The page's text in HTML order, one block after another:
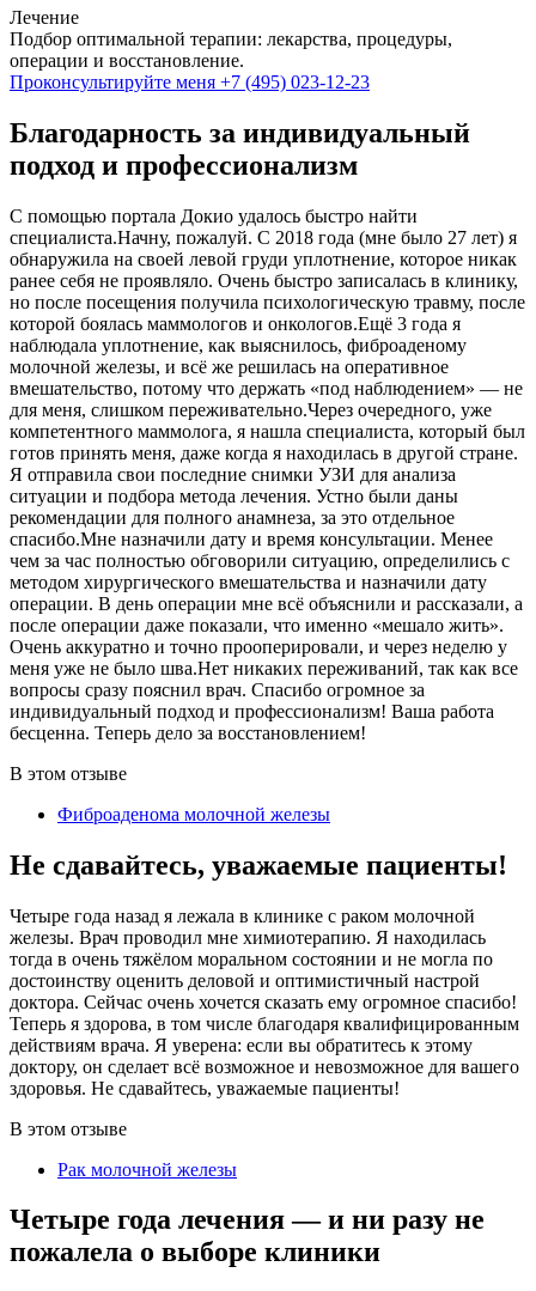
Лечение
Подбор оптимальной терапии: лекарства, процедуры,
операции и восстановление.
Проконсультируйте меня +7 (495) 023-12-23
Благодарность за индивидуальный
подход и профессионализм
С помощью портала Докио удалось быстро найти
специалиста.Начну, пожалуй. С 2018 года (мне было 27 лет) я
обнаружила на своей левой груди уплотнение, которое никак
ранее себя не проявляло. Очень быстро записалась в клинику,
но после посещения получила психологическую травму, после
которой боялась маммологов и онкологов.Ещё 3 года я
наблюдала уплотнение, как выяснилось, фиброаденому
молочной железы, и всё же решилась на оперативное
вмешательство, потому что держать «под наблюдением» — не
для меня, слишком переживательно.Через очередного, уже
компетентного маммолога, я нашла специалиста, который был
готов принять меня, даже когда я находилась в другой стране.
Я отправила свои последние снимки УЗИ для анализа
ситуации и подбора метода лечения. Устно были даны
рекомендации для полного анамнеза, за это отдельное
спасибо.Мне назначили дату и время консультации. Менее
чем за час полностью обговорили ситуацию, определились с
методом хирургического вмешательства и назначили дату
операции. В день операции мне всё объяснили и рассказали, а
после операции даже показали, что именно «мешало жить».
Очень аккуратно и точно прооперировали, и через неделю у
меня уже не было шва.Нет никаких переживаний, так как все
вопросы сразу пояснил врач. Спасибо огромное за
индивидуальный подход и профессионализм! Ваша работа
бесценна. Теперь дело за восстановлением!
В этом отзыве
Фиброаденома молочной железы
Не сдавайтесь, уважаемые пациенты!
Четыре года назад я лежала в клинике с раком молочной
железы. Врач проводил мне химиотерапию. Я находилась
тогда в очень тяжёлом моральном состоянии и не могла по
достоинству оценить деловой и оптимистичный настрой
доктора. Сейчас очень хочется сказать ему огромное спасибо!
Теперь я здорова, в том числе благодаря квалифицированным
действиям врача. Я уверена: если вы обратитесь к этому
доктору, он сделает всё возможное и невозможное для вашего
здоровья. Не сдавайтесь, уважаемые пациенты!
В этом отзыве
Рак молочной железы
Четыре года лечения — и ни разу не
пожалела о выборе клиники